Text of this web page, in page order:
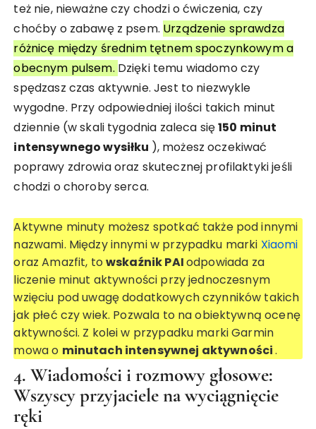
też nie, nieważne czy chodzi o ćwiczenia, czy
choćby o zabawę z psem. Urządzenie sprawdza
różnicę między średnim tętnem spoczynkowym a
obecnym pulsem. Dzięki temu wiadomo czy
spędzasz czas aktywnie. Jest to niezwykle
wygodne. Przy odpowiedniej ilości takich minut
dziennie (w skali tygodnia zaleca się150 minut
intensywnego wysiłku ), możesz oczekiwać
poprawy zdrowia oraz skutecznej profilaktyki jeśli
chodzi o choroby serca.
Aktywne minuty możesz spotkać także pod innymi
nazwami. Między innymi w przypadku marki Xiaomi
oraz Amazfit, towskaźnik PAIodpowiada za
liczenie minut aktywności przy jednoczesnym
wzięciu pod uwagę dodatkowych czynników takich
jak płeć czy wiek. Pozwala to na obiektywną ocenę
aktywności. Z kolei w przypadku marki Garmin
mowa o minutach intensywnej aktywności.
4. Wiadomości i rozmowy głosowe:
Wszyscy przyjaciele na wyciągnięcie
ręki